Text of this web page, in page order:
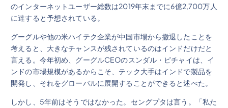
のインターネットユーザー総数は2019年末までに6億2,700万人
に達すると予想されている。
グーグルや他の米ハイテク企業が中国市場から撤退したことを
考えると、大きなチャンスが残されているのはインドだけだと
言える。今年初め、グーグルCEOのスンダル・ピチャイは、イ
ンドの市場規模があるからこそ、テック大手はインドで製品を
開発し、それをグローバルに展開することができると述べた。
しかし、5年前はそうではなかった。セングプタは言う。「私た